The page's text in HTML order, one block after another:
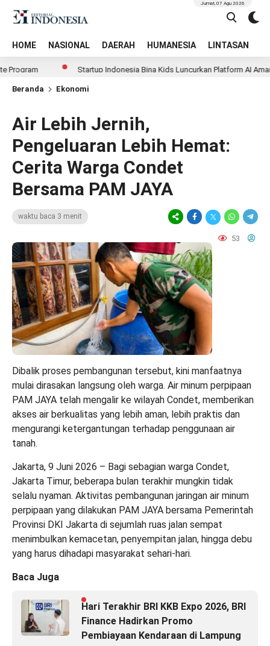
HOME NASIONAL DAERAH HUMANESIA LINTASAN
Jumat, 07 Agu 2026
Startup Indonesia Bina Kids Luncurkan Platform AI Aman &
Beranda Ekonomi
Air Lebih Jernih,
Pengeluaran Lebih Hemat:
Cerita Warga Condet
Bersama PAM JAYA
waktu baca 3 menit
53
Dibalik proses pembangunan tersebut, kini manfaatnya
mulai dirasakan langsung oleh warga. Air minum perpipaan
PAM JAYA telah mengalir ke wilayah Condet, memberikan
akses air berkualitas yang lebih aman, lebih praktis dan
mengurangi ketergantungan terhadap penggunaan air
tanah.
Jakarta, 9 Juni 2026 – Bagi sebagian warga Condet,
Jakarta Timur, beberapa bulan terakhir mungkin tidak
selalu nyaman. Aktivitas pembangunan jaringan air minum
perpipaan yang dilakukan PAM JAYA bersama Pemerintah
Provinsi DKI Jakarta di sejumlah ruas jalan sempat
menimbulkan kemacetan, penyempitan jalan, hingga debu
yang harus dihadapi masyarakat sehari-hari.
Baca Juga
Hari Terakhir BRI KKB Expo 2026, BRI
Finance Hadirkan Promo
Pembiayaan Kendaraan di Lampung